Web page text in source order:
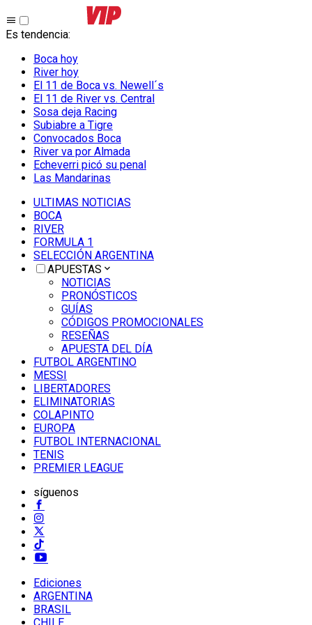
Es tendencia:
Boca hoy
River hoy
El 11 de Boca vs. Newell´s
El 11 de River vs. Central
Sosa deja Racing
Subiabre a Tigre
Convocados Boca
River va por Almada
Echeverri picó su penal
Las Mandarinas
ULTIMAS NOTICIAS
BOCA
RIVER
FORMULA 1
SELECCIÓN ARGENTINA
APUESTAS
NOTICIAS
PRONÓSTICOS
GUÍAS
CÓDIGOS PROMOCIONALES
RESEÑAS
APUESTA DEL DÍA
FUTBOL ARGENTINO
MESSI
LIBERTADORES
ELIMINATORIAS
COLAPINTO
EUROPA
FUTBOL INTERNACIONAL
TENIS
PREMIER LEAGUE
síguenos
Ediciones
ARGENTINA
BRASIL